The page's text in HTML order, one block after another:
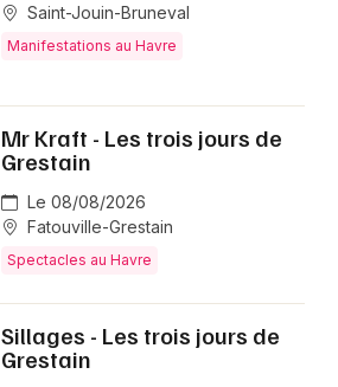
Saint-Jouin-Bruneval
Manifestations au Havre
Mr Kraft - Les trois jours de
Grestain
Le 08/08/2026
Fatouville-Grestain
Spectacles au Havre
Sillages - Les trois jours de
Grestain